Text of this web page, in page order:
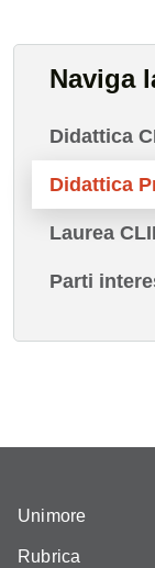
Naviga
Didattica
Didattica
Laurea
Parti
Unimore
Rubrica